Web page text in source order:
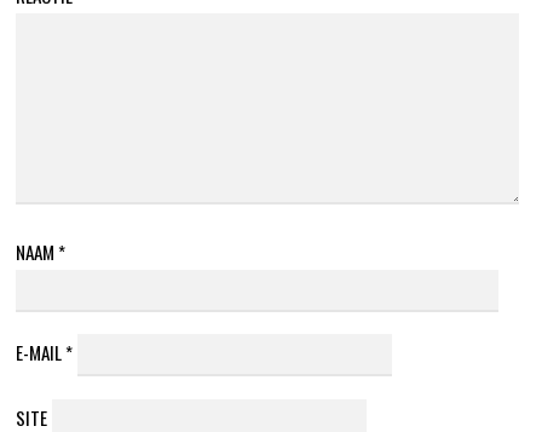
NAAM *
E-MAIL*
SITE